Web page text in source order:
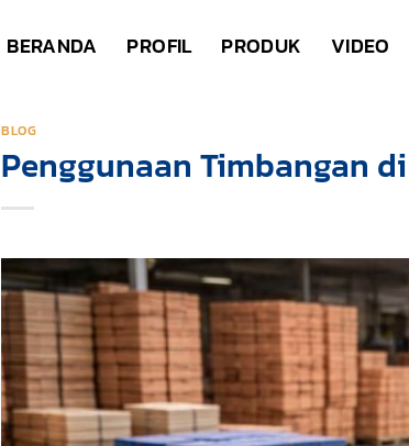
BERANDA PROFIL PRODUK VIDEO
BLOG
Penggunaan Timbangan